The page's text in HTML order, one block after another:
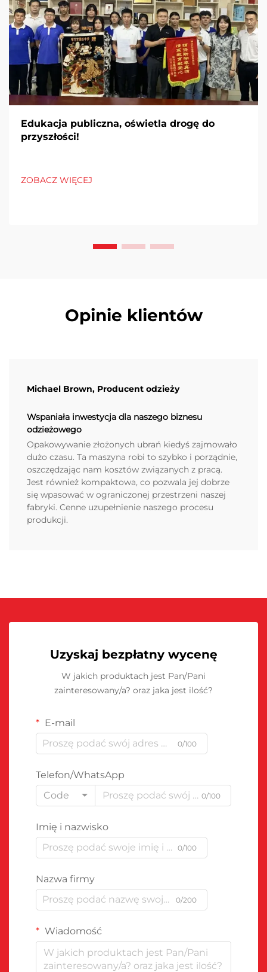
Edukacja publiczna, oświetla drogę do
przyszłości!
ZOBACZ WIĘCEJ
Opinie klientów
Michael Brown, Producent odzieży
Wspaniała inwestycja dla naszego biznesu
odzieżowego
Opakowywanie złożonych ubrań kiedyś zajmowało
dużo czasu. Ta maszyna robi to szybko i porządnie,
oszczędzając nam kosztów związanych z pracą.
Jest również kompaktowa, co pozwala jej dobrze
się wpasować w ograniczonej przestrzeni naszej
fabryki. Cenne uzupełnienie naszego procesu
produkcji.
Uzyskaj bezpłatny wycenę
W jakich produktach jest Pan/Pani
zainteresowany/a? oraz jaka jest ilość?
E-mail
0/100
Telefon/WhatsApp
Code
0/100
Imię i nazwisko
0/100
Nazwa firmy
0/200
Wiadomość